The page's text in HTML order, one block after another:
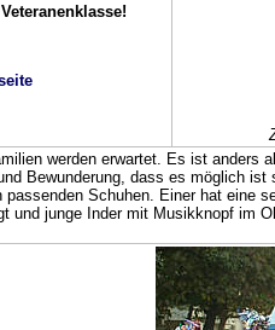
werden erwartet. Es ist anders
Bewunderung, dass es möglich
Schuhen. Einer hat eine
junge Inder mit Musikknopf im